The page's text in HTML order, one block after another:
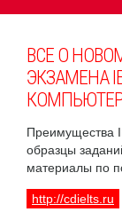
ВСЕ О
ЭКЗАМЕНА
Преимущества
образцы
материалы по
http://cdielts.ru